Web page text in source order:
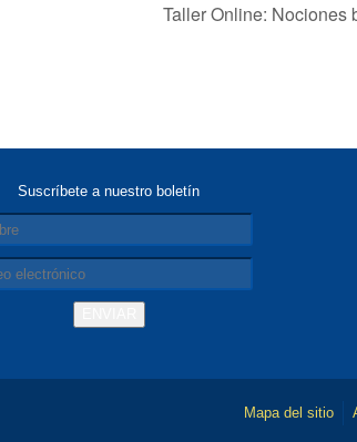
Taller Online: Nociones
Suscríbete a nuestro boletín
Mapa del sitio